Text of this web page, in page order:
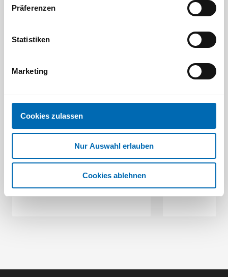
Präferenzen
Statistiken
Marketing
Cookies zulassen
Nur Auswahl erlauben
Cookies ablehnen
Festool
SELFCLEAN Filtersack SC FIS-CT
8 Ausführungen
Bit-